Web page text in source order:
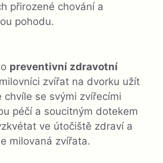
přirozené chování a
pohodu.
preventivní zdravotní
zvířat na dvorku užít
chvíle se svými zvířecími
péčí a soucitným dotekem
ve útočiště zdraví a
milovaná zvířata.